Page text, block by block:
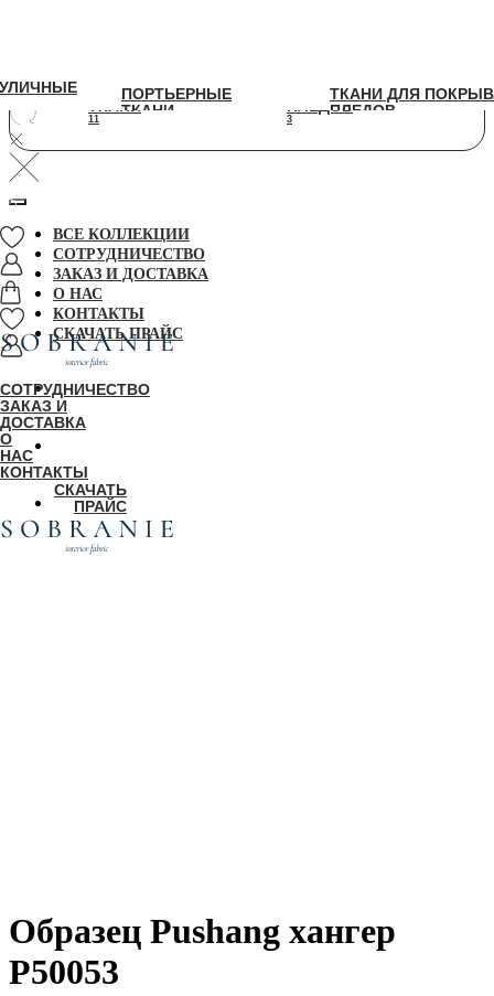
СОТРУДНИЧЕСТВО
ЗАКАЗ И
ДОСТАВКА
О
НАС
КОНТАКТЫ
СКАЧАТЬ
ПРАЙС
ПОРТЬЕРНЫЕ
ТКАНИ
11
ТКАНИ ДЛЯ ПОКРЫВАЛ И
ПЛЕДОВ
3
ПОРТЬЕРНЫЕ
ТКАНИ
ТКАНИ ДЛЯ
ПЛЕДОВ
УЛИЧНЫЕ
ВСЕ КОЛЛЕКЦИИ
СОТРУДНИЧЕСТВО
ЗАКАЗ И ДОСТАВКА
О НАС
КОНТАКТЫ
СКАЧАТЬ ПРАЙС
Образец Pushang хангер
P50053